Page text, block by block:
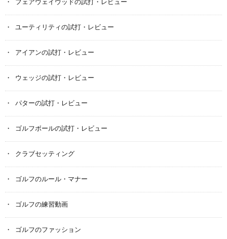
フェアウェイウッドの試打・レビュー
ユーティリティの試打・レビュー
アイアンの試打・レビュー
ウェッジの試打・レビュー
パターの試打・レビュー
ゴルフボールの試打・レビュー
クラブセッティング
ゴルフのルール・マナー
ゴルフの練習動画
ゴルフのファッション